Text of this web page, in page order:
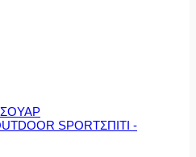
SPORTΣΠΙΤΙ -